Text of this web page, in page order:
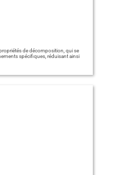
de décomposition, qui se
spécifiques, réduisant ainsi